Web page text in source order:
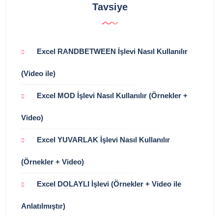
Tavsiye
Excel RANDBETWEEN İşlevi Nasıl Kullanılır
(Video ile)
Excel MOD İşlevi Nasıl Kullanılır (Örnekler +
Video)
Excel YUVARLAK İşlevi Nasıl Kullanılır
(Örnekler + Video)
Excel DOLAYLI İşlevi (Örnekler + Video ile
Anlatılmıştır)